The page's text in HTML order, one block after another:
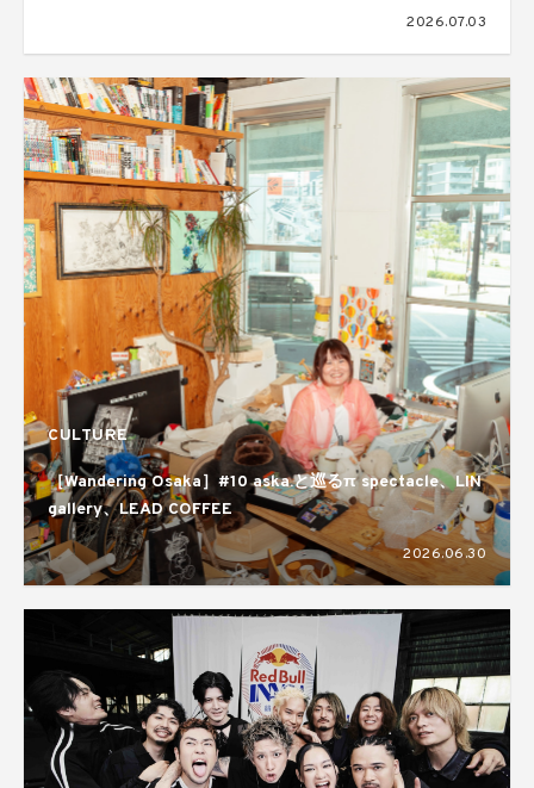
2026.07.03
CULTURE
［Wandering Osaka］#10 aska.と巡るπ spectacle、LIN
gallery、LEAD COFFEE
2026.06.30